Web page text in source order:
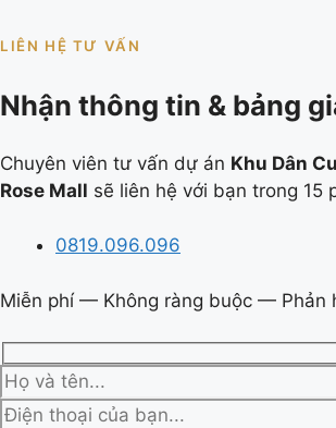
LIÊN HỆ TƯ VẤN
Nhận thông tin & bảng
Chuyên viên tư vấn dự án Khu Dân
Rose Mall sẽ liên hệ với bạn trong 15
0819.096.096
Miễn phí — Không ràng buộc — Phản